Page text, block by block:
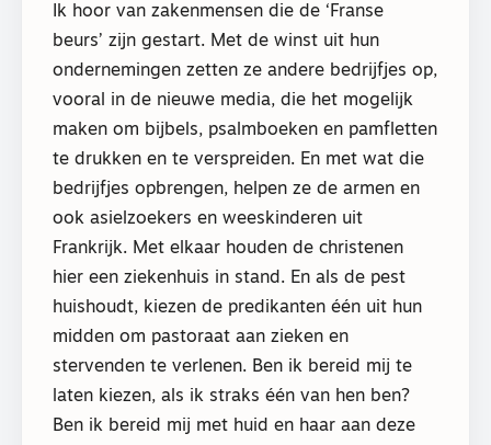
Ik hoor van zakenmensen die de ‘Franse
beurs’ zijn gestart. Met de winst uit hun
ondernemingen zetten ze andere bedrijfjes op,
vooral in de nieuwe media, die het mogelijk
maken om bijbels, psalmboeken en pamfletten
te drukken en te verspreiden. En met wat die
bedrijfjes opbrengen, helpen ze de armen en
ook asielzoekers en weeskinderen uit
Frankrijk. Met elkaar houden de christenen
hier een ziekenhuis in stand. En als de pest
huishoudt, kiezen de predikanten één uit hun
midden om pastoraat aan zieken en
stervenden te verlenen. Ben ik bereid mij te
laten kiezen, als ik straks één van hen ben?
Ben ik bereid mij met huid en haar aan deze